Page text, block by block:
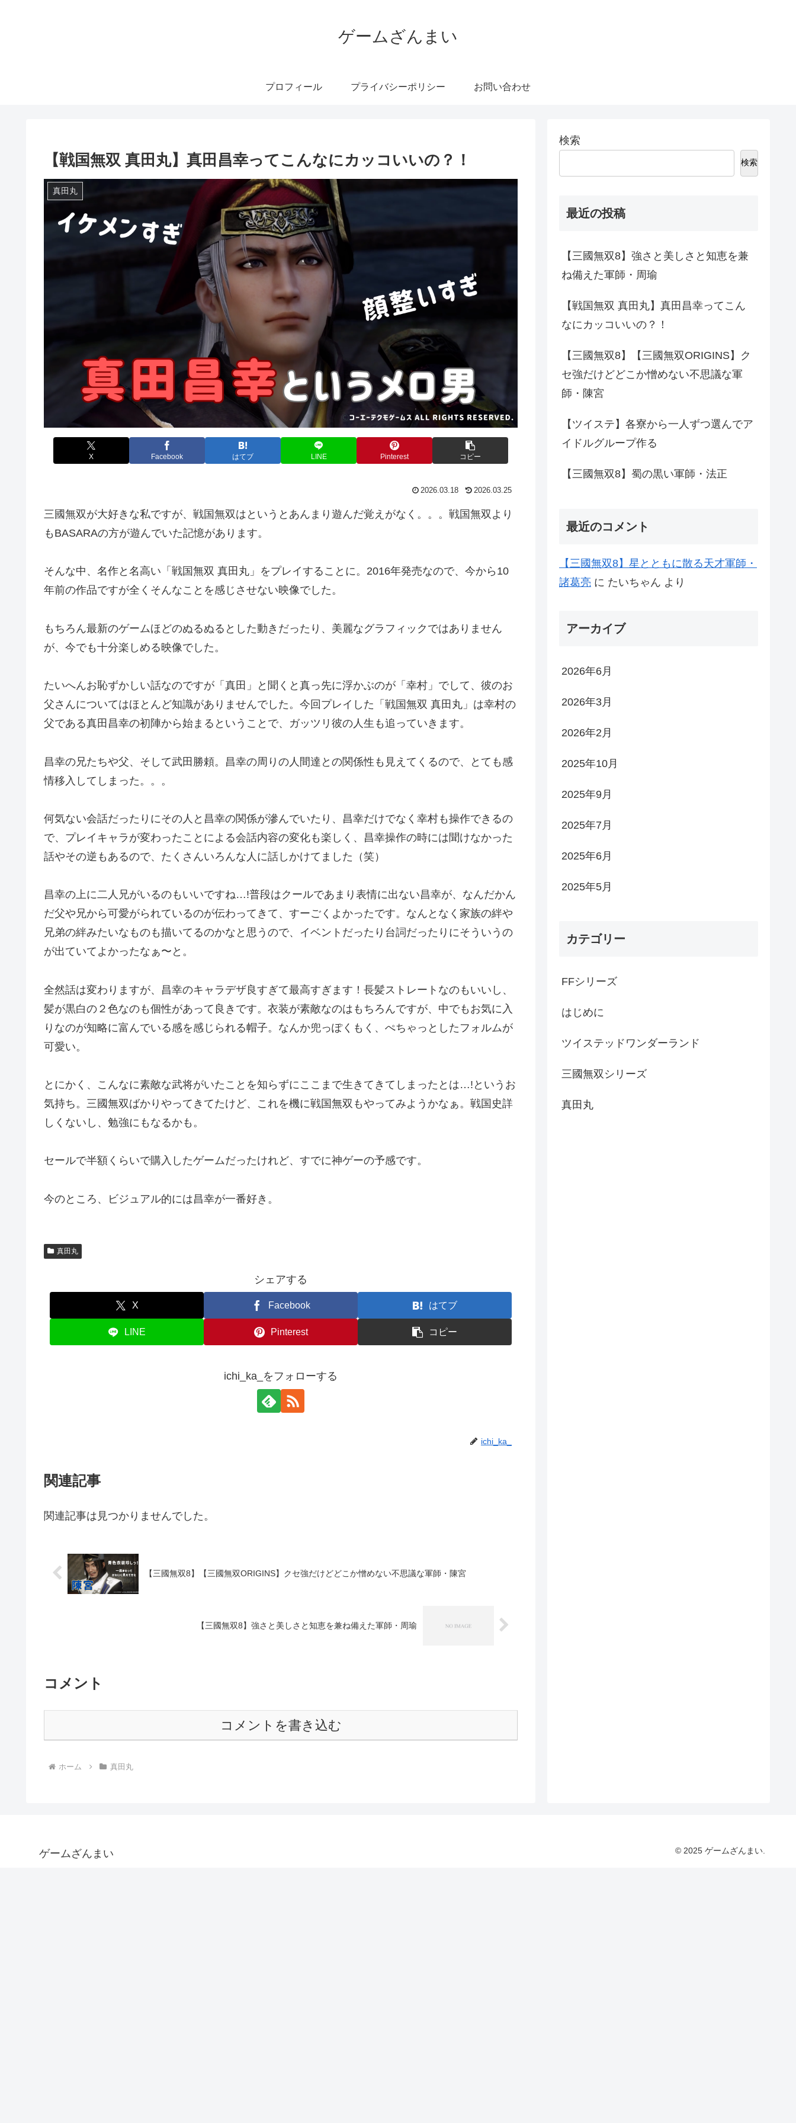
ゲームざんまい
プロフィール プライバシーポリシー お問い合わせ
【戦国無双 真田丸】真田昌幸ってこんなにカッコいいの？！
真田丸
X Facebook はてブ LINE Pinterest コピー
2026.03.18 2026.03.25
三國無双が大好きな私ですが、戦国無双はというとあんまり遊んだ覚えがなく。。。戦国無双より
もBASARAの方が遊んでいた記憶があります。
そんな中、名作と名高い「戦国無双 真田丸」をプレイすることに。2016年発売なので、今から10
年前の作品ですが全くそんなことを感じさせない映像でした。
もちろん最新のゲームほどのぬるぬるとした動きだったり、美麗なグラフィックではありません
が、今でも十分楽しめる映像でした。
たいへんお恥ずかしい話なのですが「真田」と聞くと真っ先に浮かぶのが「幸村」でして、彼のお
父さんについてはほとんど知識がありませんでした。今回プレイした「戦国無双 真田丸」は幸村の
父である真田昌幸の初陣から始まるということで、ガッツリ彼の人生も追っていきます。
昌幸の兄たちや父、そして武田勝頼。昌幸の周りの人間達との関係性も見えてくるので、とても感
情移入してしまった。。。
何気ない会話だったりにその人と昌幸の関係が滲んでいたり、昌幸だけでなく幸村も操作できるの
で、プレイキャラが変わったことによる会話内容の変化も楽しく、昌幸操作の時には聞けなかった
話やその逆もあるので、たくさんいろんな人に話しかけてました（笑）
昌幸の上に二人兄がいるのもいいですね…!普段はクールであまり表情に出ない昌幸が、なんだかん
だ父や兄から可愛がられているのが伝わってきて、すーごくよかったです。なんとなく家族の絆や
兄弟の絆みたいなものも描いてるのかなと思うので、イベントだったり台詞だったりにそういうの
が出ていてよかったなぁ〜と。
全然話は変わりますが、昌幸のキャラデザ良すぎて最高すぎます！長髪ストレートなのもいいし、
髪が黒白の２色なのも個性があって良きです。衣装が素敵なのはもちろんですが、中でもお気に入
りなのが知略に富んでいる感を感じられる帽子。なんか兜っぽくもく、ぺちゃっとしたフォルムが
可愛い。
とにかく、こんなに素敵な武将がいたことを知らずにここまで生きてきてしまったとは…!というお
気持ち。三國無双ばかりやってきてたけど、これを機に戦国無双もやってみようかなぁ。戦国史詳
しくないし、勉強にもなるかも。
セールで半額くらいで購入したゲームだったけれど、すでに神ゲーの予感です。
今のところ、ビジュアル的には昌幸が一番好き。
真田丸
シェアする
X Facebook はてブ
LINE Pinterest コピー
ichi_ka_をフォローする
ichi_ka_
関連記事
関連記事は見つかりませんでした。
【三國無双8】【三國無双ORIGINS】クセ強だけどどこか憎めない不思議な軍師・陳宮
【三國無双8】強さと美しさと知恵を兼ね備えた軍師・周瑜
コメント
コメントを書き込む
ホーム 真田丸
検索
検索
最近の投稿
【三國無双8】強さと美しさと知恵を兼
ね備えた軍師・周瑜
【戦国無双 真田丸】真田昌幸ってこん
なにカッコいいの？！
【三國無双8】【三國無双ORIGINS】ク
セ強だけどどこか憎めない不思議な軍
師・陳宮
【ツイステ】各寮から一人ずつ選んでア
イドルグループ作る
【三國無双8】蜀の黒い軍師・法正
最近のコメント
【三國無双8】星とともに散る天才軍師・
諸葛亮 に たいちゃん より
アーカイブ
2026年6月
2026年3月
2026年2月
2025年10月
2025年9月
2025年7月
2025年6月
2025年5月
カテゴリー
FFシリーズ
はじめに
ツイステッドワンダーランド
三國無双シリーズ
真田丸
ゲームざんまい © 2025 ゲームざんまい.